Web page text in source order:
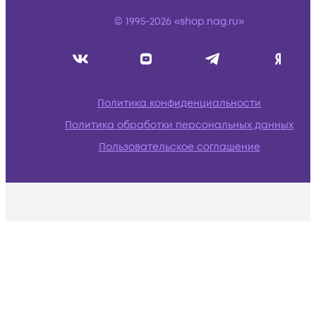
© 1995-2026 «shop.nag.ru»
Политика конфиденциальности
Политика обработки персональных данных
Пользовательское соглашение